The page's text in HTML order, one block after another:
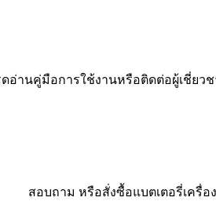
านคู่มือการใช้งานหรือติดต่อผู้เชี่ยว
สอบถาม หรือสั่งซื้อแบตเตอรี่เครื่อ